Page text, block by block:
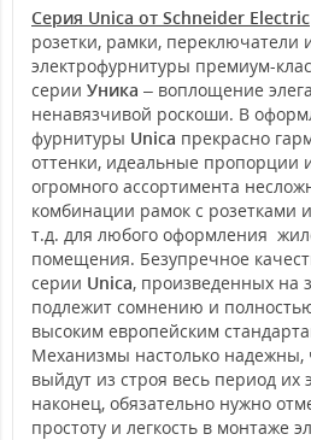
Серия Unica от Schneider Electric
розетки, рамки, переключатели
электрофурнитуры премиум-
серии Уника – воплощение
ненавязчивой роскоши. В
фурнитуры Unica прекрасно
оттенки, идеальные пропорции
огромного ассортимента
комбинации рамок с розетками
т.д. для любого оформления
помещения. Безупречное
серии Unica, произведенных на
подлежит сомнению и
высоким европейским
Механизмы настолько надежны,
выйдут из строя весь период их
наконец, обязательно нужно
простоту и легкость в монтаже